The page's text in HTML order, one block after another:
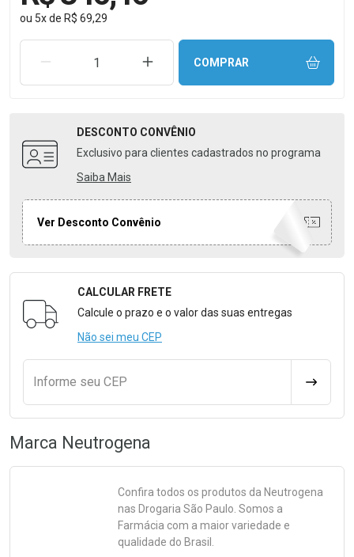
ou 5xde R$ 69,29
REMOVER UMA UNIDADEAUMENTAR UMA UNIDADE
COMPRAR
DESCONTO CONVÊNIO
Exclusivo para clientes cadastrados no programa
Saiba Mais
Ver Desconto Convênio
Formulário para Calcular o Frete
CALCULAR FRETE
Calcule o prazo e o valor das suas entregas
Não sei meu CEP
Informe seu CEP
Marca Neutrogena
Confira todos os produtos da Neutrogena
nas Drogaria São Paulo. Somos a
Farmácia com a maior variedade e
qualidade do Brasil.